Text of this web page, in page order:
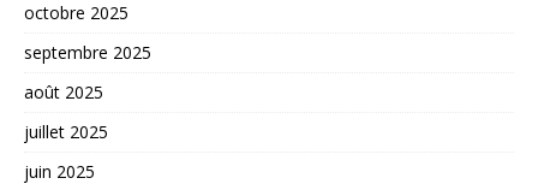
octobre 2025
septembre 2025
août 2025
juillet 2025
juin 2025